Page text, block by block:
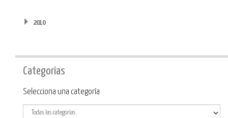
2010
Categorías
Categoría
Selecciona una categoría